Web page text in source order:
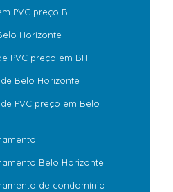
PVC preço BH
Horizonte
PVC preço em BH
Belo Horizonte
PVC preço em Belo
Belo Horizonte
de condomínio